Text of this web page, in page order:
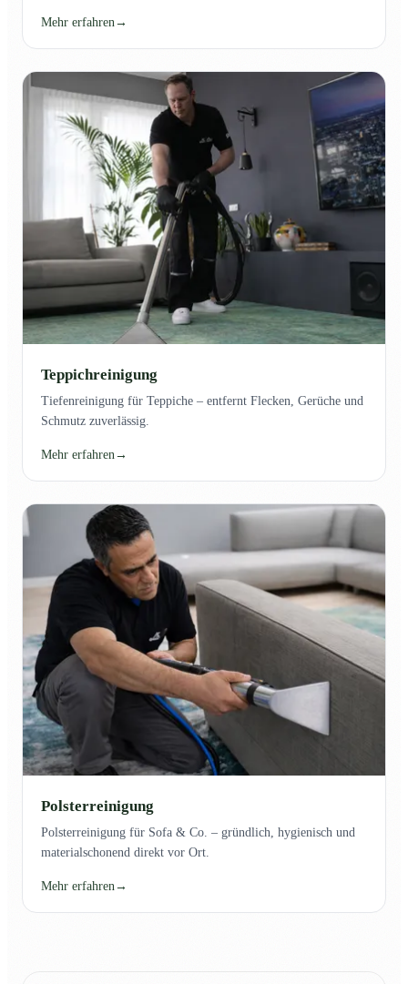
Mehr erfahren→
Teppichreinigung
Tiefenreinigung für Teppiche – entfernt Flecken, Gerüche und
Schmutz zuverlässig.
Mehr erfahren →
Polsterreinigung
Polsterreinigung für Sofa & Co. – gründlich, hygienisch und
materialschonend direkt vor Ort.
Mehr erfahren→